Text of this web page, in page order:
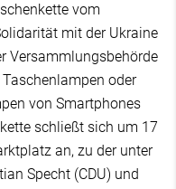
vom
mit der Ukraine
Versammlungsbehörde
oder
von Smartphones
schließt sich um 17
an, zu der unter
Specht (CDU) und